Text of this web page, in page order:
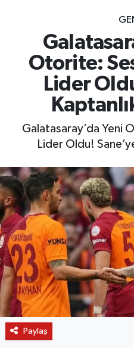
Otorite:
Lider
Galatasaray’da Yeni
Lider Oldu!
Paylaş